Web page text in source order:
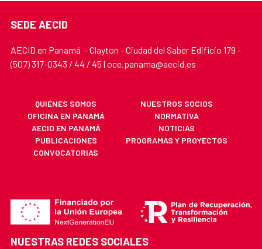
SEDE AECID
AECID en Panamá - Clayton - Ciudad del Saber Edificio 179 -
(507) 317-0343 / 44 / 45 | oce.panama@aecid.es
QUIÉNES SOMOS
NUESTROS SOCIOS
OFICINA EN PANAMÁ
NORMATIVA
AECID EN PANAMÁ
NOTICIAS
PUBLICACIONES
PROGRAMAS Y PROYECTOS
CONVOCATORIAS
NUESTRAS REDES SOCIALES